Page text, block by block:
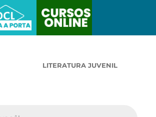
LITERATURA JUVENIL